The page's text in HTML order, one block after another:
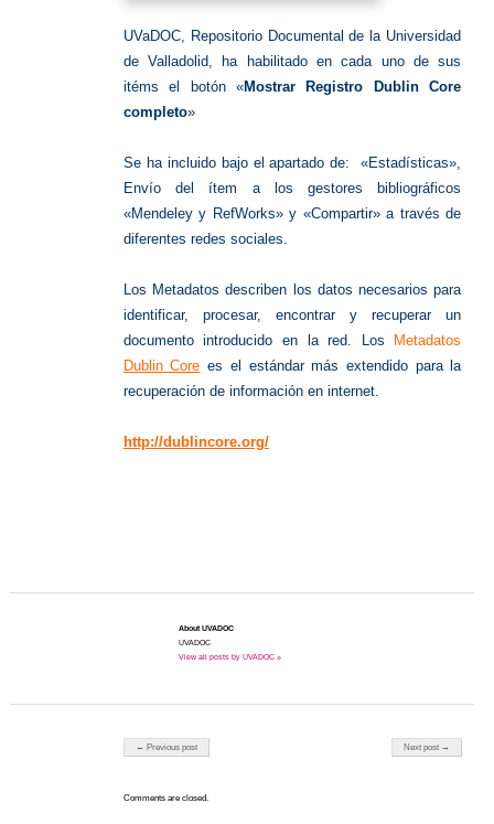
UVaDOC, Repositorio Documental de la Universidad
de Valladolid, ha habilitado en cada uno de sus
itéms el botón «Mostrar Registro Dublin Core
completo»
Se ha incluido bajo el apartado de: «Estadísticas»,
Envío del ítem a los gestores bibliográficos
«Mendeley y RefWorks» y «Compartir» a través de
diferentes redes sociales.
Los Metadatos describen los datos necesarios para
identificar, procesar, encontrar y recuperar un
documento introducido en la red. Los
Metadatos
Dublin Core es el estándar más extendido para la
recuperación de información en internet.
http://dublincore.org/
About UVADOC
UVADOC
View all posts by UVADOC »
Post navigation
← Previous post Next post →
Comments are closed.